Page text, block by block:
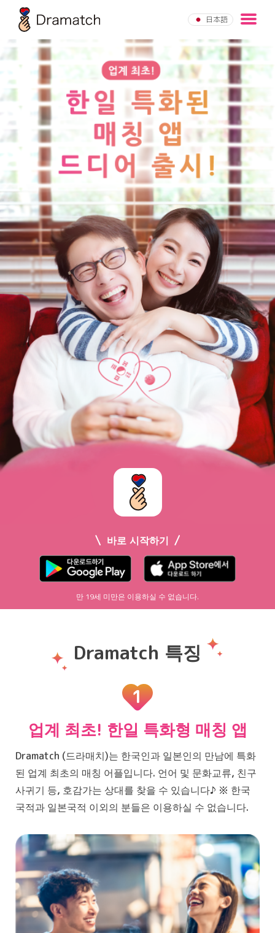
content
日本語
바로 시작하기
만 19세 미만은 이용하실 수 없습니다.
Dramatch 특징
1
업계 최초! 한일 특화형 매칭 앱
Dramatch (드라매치)는 한국인과 일본인의 만남에 특화
된 업계 최초의 매칭 어플입니다. 언어 및 문화교류, 친구
사귀기 등, 호감가는 상대를 찾을 수 있습니다♪ ※ 한국
국적과 일본국적 이외의 분들은 이용하실 수 없습니다.